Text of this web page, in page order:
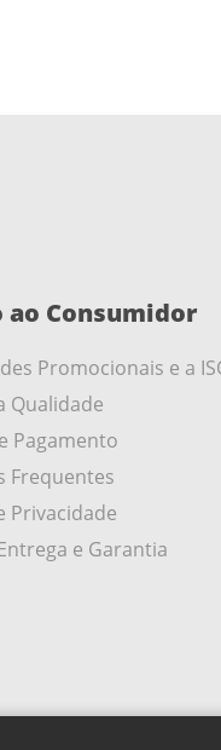
ao Consumidor
Promocionais e a
Qualidade
Pagamento
Frequentes
Privacidade
e Garantia